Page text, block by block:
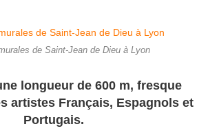
de Saint-Jean de Dieu à Lyon
longueur de 600 m, fresque
artistes Français, Espagnols et
Portugais.